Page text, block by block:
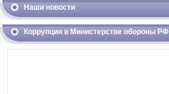
Наши новости
Коррупция в Министерстве обороны РФ